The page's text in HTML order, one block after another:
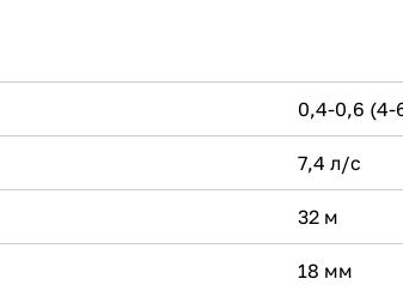
0,4-0,6
7,4 л/с
32 м
18 мм